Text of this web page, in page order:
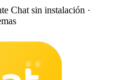
Chat sin instalación ·